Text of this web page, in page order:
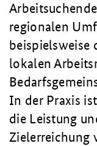
regionalen
beispielsweise
lokalen
In der Praxis
die Leistung
Zielerreichung